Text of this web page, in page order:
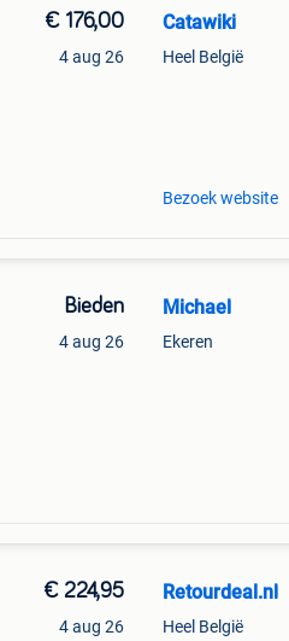
€ 176,00
4 aug 26
Catawiki
Heel België
Bezoek website
Bieden
4 aug 26
Michael
Ekeren
€ 224,95
4 aug 26
Retourdeal.nl
Heel België